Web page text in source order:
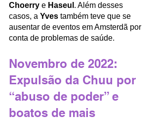
Choerry e Haseul . Além desses
casos, a Yves também teve que se
ausentar de eventos em Amsterdã por
conta de problemas de saúde.
Novembro de 2022:
Expulsão da Chuu por
“abuso de poder” e
boatos de mais